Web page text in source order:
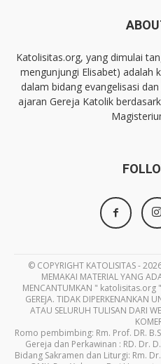
Katolisitas.org, yang dimulai
mengunjungi Elisabet) adalah
dalam bidang evangelisasi
ajaran Gereja Katolik
© COPYRIGHT KATOLISITAS -
MEMAKAI MATERIAL YANG
MENCANTUMKAN " katolisitas.org
GEREJA. TIDAK DIPERKENANKAN
ATAU SELURUH TULISAN DARI
Romo pembimbing: Rm. Prof. DR.
Gereja dan Perkawinan : RD. Dr.
Bidang Sakramen dan Liturgi: Rm.